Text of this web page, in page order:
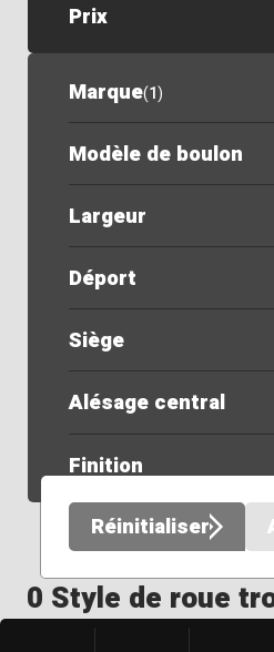
Prix
Marque(1)
Modèle de boulon
Largeur
Déport
Siège
Alésage central
Finition
Réinitialiser
0 Style de roue